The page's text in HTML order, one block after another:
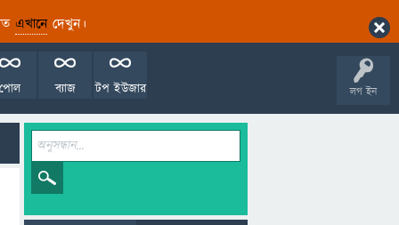
এখানেদেখুন।
লগ ইন
টপ ইউজার
ব্যাজ
পোল